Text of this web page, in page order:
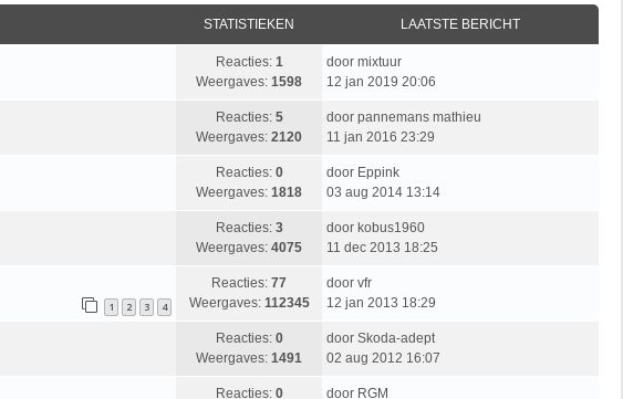
STATISTIEKEN LAATSTE BERICHT
Reacties: 1
Weergaves: 1598
door mixtuur
12 jan 2019 20:06
Reacties: 5
Weergaves: 2120
door pannemans mathieu
11 jan 2016 23:29
Reacties: 0
Weergaves: 1818
door Eppink
03 aug 2014 13:14
Reacties: 3
Weergaves: 4075
door kobus1960
11 dec 2013 18:25
1 2 3 4
Reacties: 77
Weergaves: 112345
door vfr
12 jan 2013 18:29
Reacties: 0
Weergaves: 1491
door Skoda-adept
02 aug 2012 16:07
Reacties: 0
door RGM